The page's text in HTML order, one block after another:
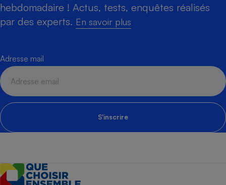
hebdomadaire ! Actus, tests, enquêtes réalisés
par des experts. En savoir plus
Adresse mail
S'inscrire